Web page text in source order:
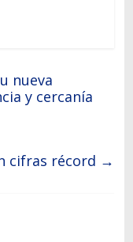
nueva
y cercanía
cifras récord →